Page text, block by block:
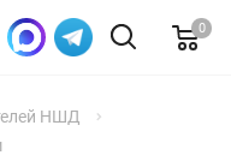
0
НШД